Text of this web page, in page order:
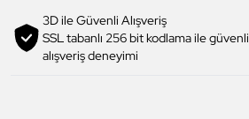
3D ile Güvenli Alışveriş
SSL tabanlı 256 bit kodlama ile güvenli
alışveriş deneyimi